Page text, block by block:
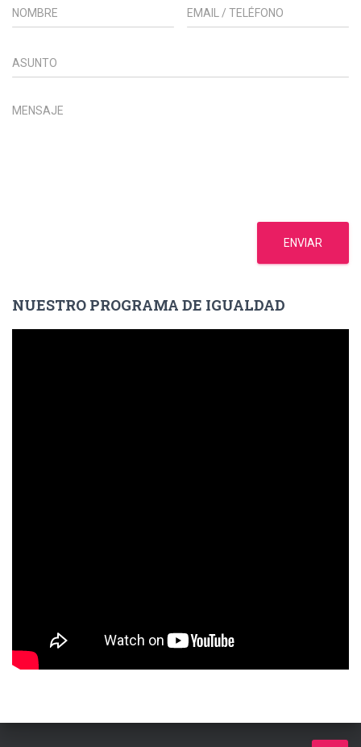
ENVIAR
NUESTRO PROGRAMA DE IGUALDAD